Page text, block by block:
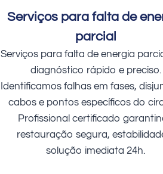
Serviços para falta de
parcial
Serviços para falta de energia
diagnóstico rápido e preciso.
Identificamos falhas em fases,
cabos e pontos específicos do
Profissional certificado
restauração segura,
solução imediata 24h.